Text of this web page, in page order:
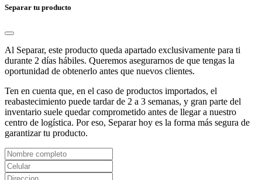
Separar tu producto
Al Separar, este producto queda apartado exclusivamente para ti
durante 2 días hábiles. Queremos asegurarnos de que tengas la
oportunidad de obtenerlo antes que nuevos clientes.
Ten en cuenta que, en el caso de productos importados, el
reabastecimiento puede tardar de 2 a 3 semanas, y gran parte del
inventario suele quedar comprometido antes de llegar a nuestro
centro de logística. Por eso, Separar hoy es la forma más segura de
garantizar tu producto.